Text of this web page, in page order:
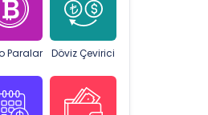
Paralar Döviz Çevirici